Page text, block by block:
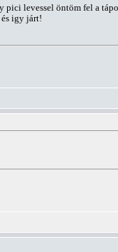
levessel öntöm fel a
igy járt!